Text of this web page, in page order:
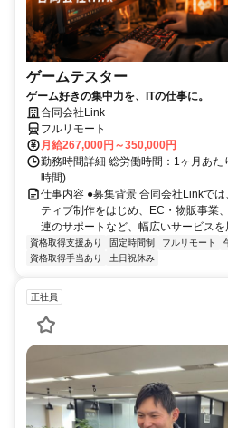
ゲームテスター
ゲーム好きの集中力を、ITの仕事に。
合同会社Link
フルリモート
月給267,000円～350,000円
勤務時間詳細 総労働時間：1ヶ月あ
時間)
仕事内容 ●募集背景 合同会社Linkで
ティブ制作をはじめ、EC・物販事業
連のサポートなど、幅広いサービス
資格取得支援あり 固定時間制 フルリモート
資格取得手当あり
土日祝休み
正社員